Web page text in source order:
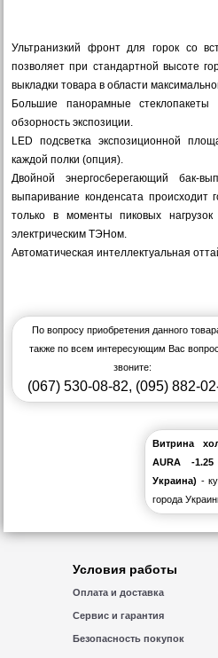
Ультранизкий фронт для горок со
позволяет при стандартной высоте
выкладки товара в области
Большие панорамные стеклопакеты
обзорность экспозиции.
LED подсветка экспозиционной
каждой полки (опция).
Двойной энергосберегающий бак-
выпаривание конденсата происходит
только в моменты пиковых
электрическим ТЭНом.
Автоматическая интеллектуальная
По вопросу приобретения данного
также по всем интересующим Вас
звоните:
(067) 530-08-82, (095) 882-
Витрина
AURA -
Украина) -
города
Условия работы
Оплата и доставка
Сервис и гарантия
Безопасность покупок